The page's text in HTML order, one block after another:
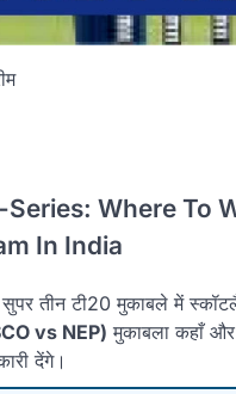
Series: Where
In India
तीन टी20 मुकाबले में
vs NEP) मुकाबला कहाँ
देंगे।